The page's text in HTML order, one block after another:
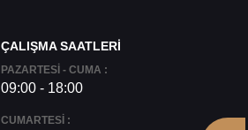
ÇALIŞMA SAATLERİ
PAZARTESİ - CUMA :
09:00 - 18:00
CUMARTESİ :